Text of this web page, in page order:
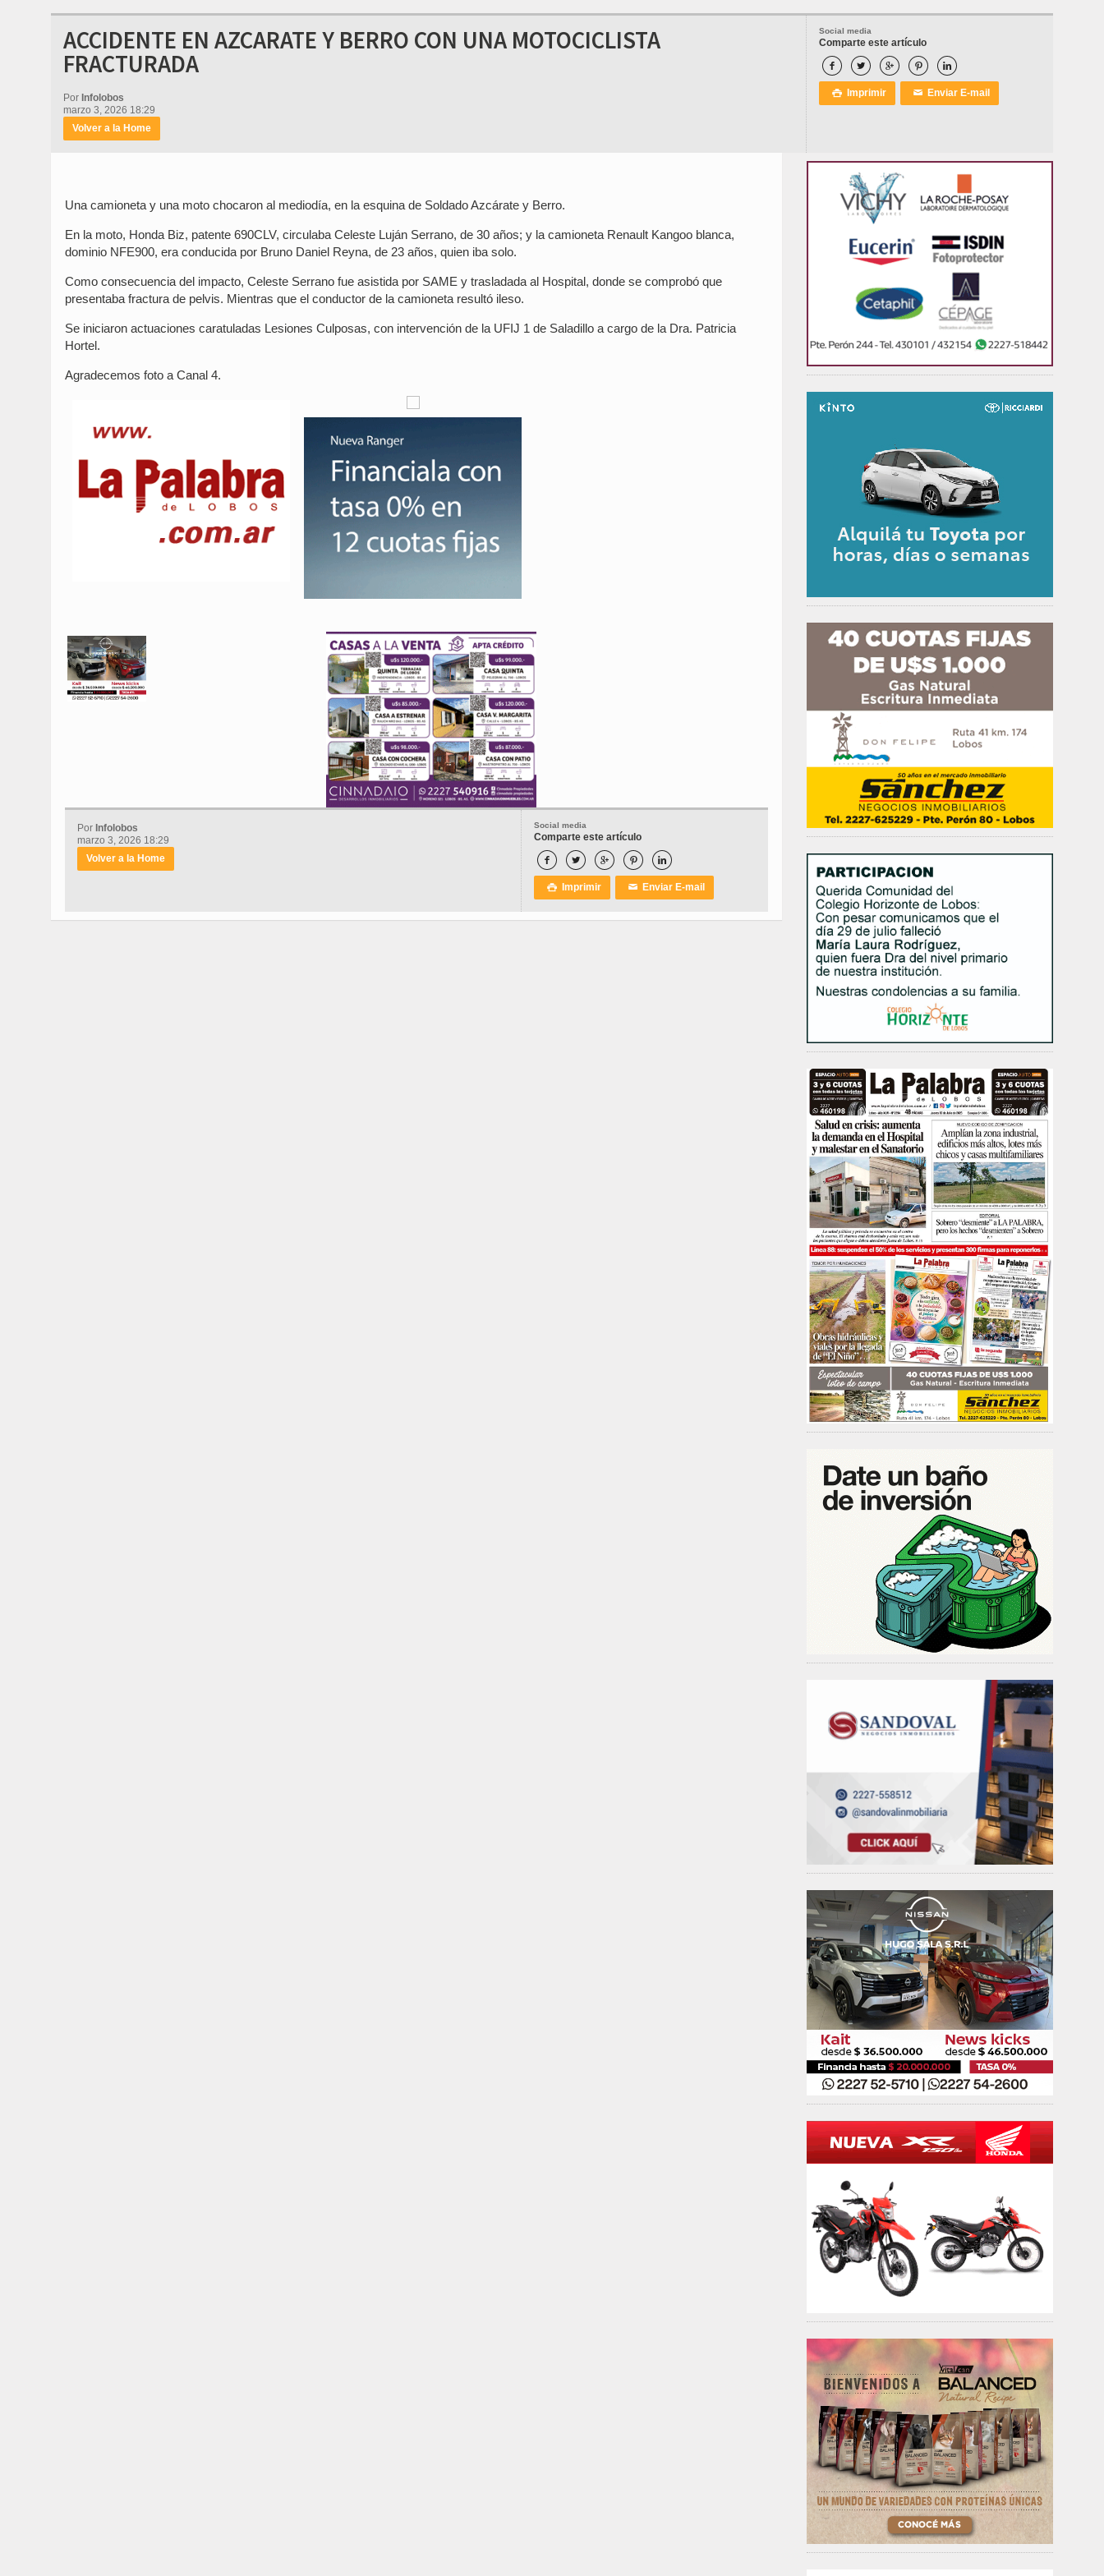
Social media
Comparte este artículo
    
 Imprimir ✉ Enviar E-mail
ACCIDENTE EN AZCARATE Y BERRO CON UNA MOTOCICLISTA
FRACTURADA
Por Infolobos
marzo 3, 2026 18:29
Volver a la Home
Una camioneta y una moto chocaron al mediodía, en la esquina de Soldado Azcárate y Berro.
En la moto, Honda Biz, patente 690CLV, circulaba Celeste Luján Serrano, de 30 años; y la camioneta Renault Kangoo blanca,
dominio NFE900, era conducida por Bruno Daniel Reyna, de 23 años, quien iba solo.
Como consecuencia del impacto, Celeste Serrano fue asistida por SAME y trasladada al Hospital, donde se comprobó que
presentaba fractura de pelvis. Mientras que el conductor de la camioneta resultó ileso.
Se iniciaron actuaciones caratuladas Lesiones Culposas, con intervención de la UFIJ 1 de Saladillo a cargo de la Dra. Patricia
Hortel.
Agradecemos foto a Canal 4.
Social media
Comparte este artículo
    
 Imprimir ✉ Enviar E-mail
Por Infolobos
marzo 3, 2026 18:29
Volver a la Home